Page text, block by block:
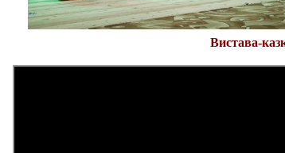
Вистава-